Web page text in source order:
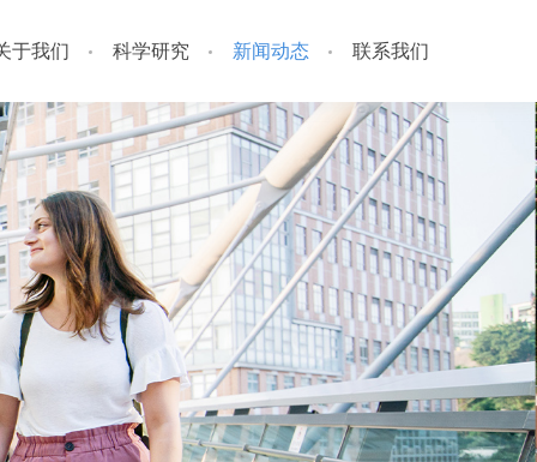
于我们 科学研究 新闻动态 联系我们